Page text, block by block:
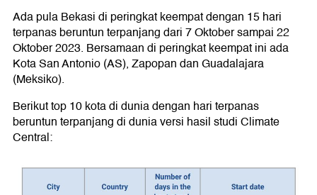
Ada pula Bekasi di peringkat keempat dengan 15 hari
terpanas beruntun terpanjang dari 7 Oktober sampai 22
Oktober 2023. Bersamaan di peringkat keempat ini ada
Kota San Antonio (AS), Zapopan dan Guadalajara
(Meksiko).
Berikut top 10 kota di dunia dengan hari terpanas
beruntun terpanjang di dunia versi hasil studi Climate
Central: